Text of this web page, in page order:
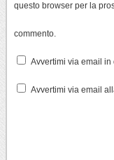
questo browser per la
commento.
Avvertimi via email in
Avvertimi via email